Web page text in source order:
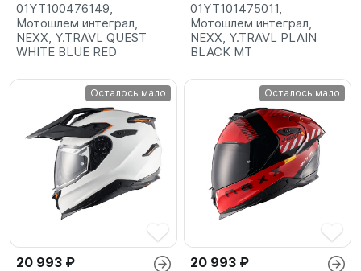
01YT100476149,
Мотошлем интеграл,
NEXX, Y.TRAVL QUEST
WHITE BLUE RED
01YT101475011,
Мотошлем интеграл,
NEXX, Y.TRAVL PLAIN
BLACK MT
Осталось мало
20 993 ₽
Осталось мало
20 993 ₽